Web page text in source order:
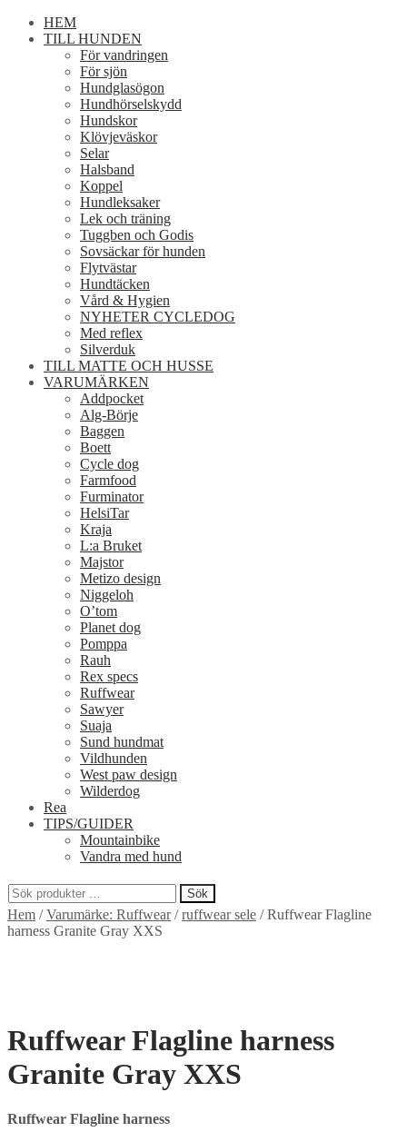
HEM
TILL HUNDEN
För vandringen
För sjön
Hundglasögon
Hundhörselskydd
Hundskor
Klövjeväskor
Selar
Halsband
Koppel
Hundleksaker
Lek och träning
Tuggben och Godis
Sovsäckar för hunden
Flytvästar
Hundtäcken
Vård & Hygien
NYHETER CYCLEDOG
Med reflex
Silverduk
TILL MATTE OCH HUSSE
VARUMÄRKEN
Addpocket
Alg-Börje
Baggen
Boett
Cycle dog
Farmfood
Furminator
HelsiTar
Kraja
L:a Bruket
Majstor
Metizo design
Niggeloh
O’tom
Planet dog
Pomppa
Rauh
Rex specs
Ruffwear
Sawyer
Suaja
Sund hundmat
Vildhunden
West paw design
Wilderdog
Rea
TIPS/GUIDER
Mountainbike
Vandra med hund
Sök
efter:
Sök
Hem /Varumärke: Ruffwear/ruffwear sele /Ruffwear Flagline
harness Granite Gray XXS
Ruffwear Flagline harness
Granite Gray XXS
Ruffwear Flagline harness